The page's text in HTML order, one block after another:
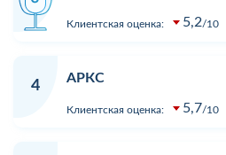
Клиентская оценка: 5,2 10
4
АРКС
Клиентская оценка: 5,7 10